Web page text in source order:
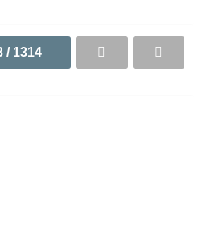
/ 1314